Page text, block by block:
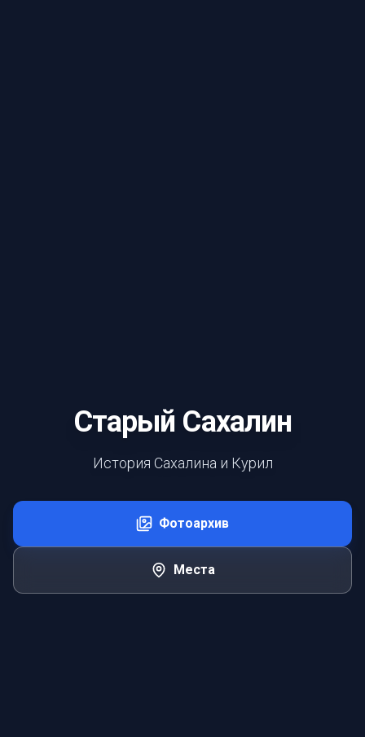
Старый Сахалин
История Сахалина и Курил
Фотоархив
Места